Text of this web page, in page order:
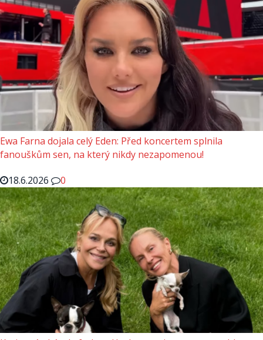
Ewa Farna dojala celý Eden: Před koncertem splnila
fanouškům sen, na který nikdy nezapomenou!
18.6.2026
0